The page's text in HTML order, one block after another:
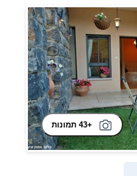
+43 תמונות